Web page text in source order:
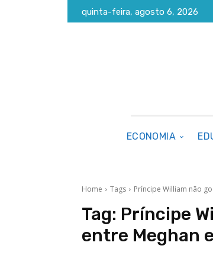
quinta-feira, agosto 6, 2026
ECONOMIA
Home Tags Príncipe William não
Tag: Príncipe
entre Meghan